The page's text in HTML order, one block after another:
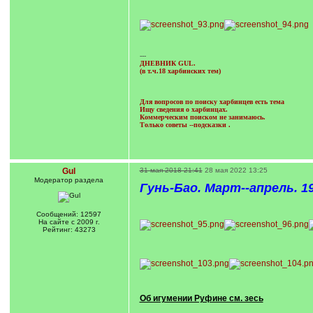
---
ДНЕВНИК GUL.
(в т.ч.18 харбинских тем)
Для вопросов по поиску харбинцев есть тема
Ищу сведения о харбинцах.
Коммерческим поиском не занимаюсь.
Только советы --подсказки .
Gul
Модератор раздела
Сообщений: 12597
На сайте с 2009 г.
Рейтинг: 43273
31 мая 2018 21:41 28 мая 2022 13:25
Гунь-Бао. Март--апрель.
Об игумении Руфине см. зесь